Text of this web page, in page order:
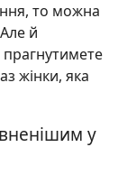
то можна
й
прагнутимете
жінки, яка
у